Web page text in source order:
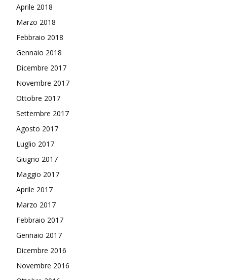
Aprile 2018
Marzo 2018
Febbraio 2018
Gennaio 2018
Dicembre 2017
Novembre 2017
Ottobre 2017
Settembre 2017
Agosto 2017
Luglio 2017
Giugno 2017
Maggio 2017
Aprile 2017
Marzo 2017
Febbraio 2017
Gennaio 2017
Dicembre 2016
Novembre 2016